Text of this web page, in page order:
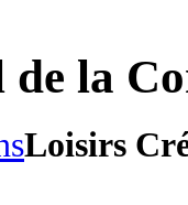
de la
Loisirs